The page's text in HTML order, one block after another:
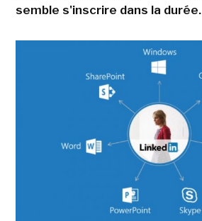
semble s'inscrire dans la durée.